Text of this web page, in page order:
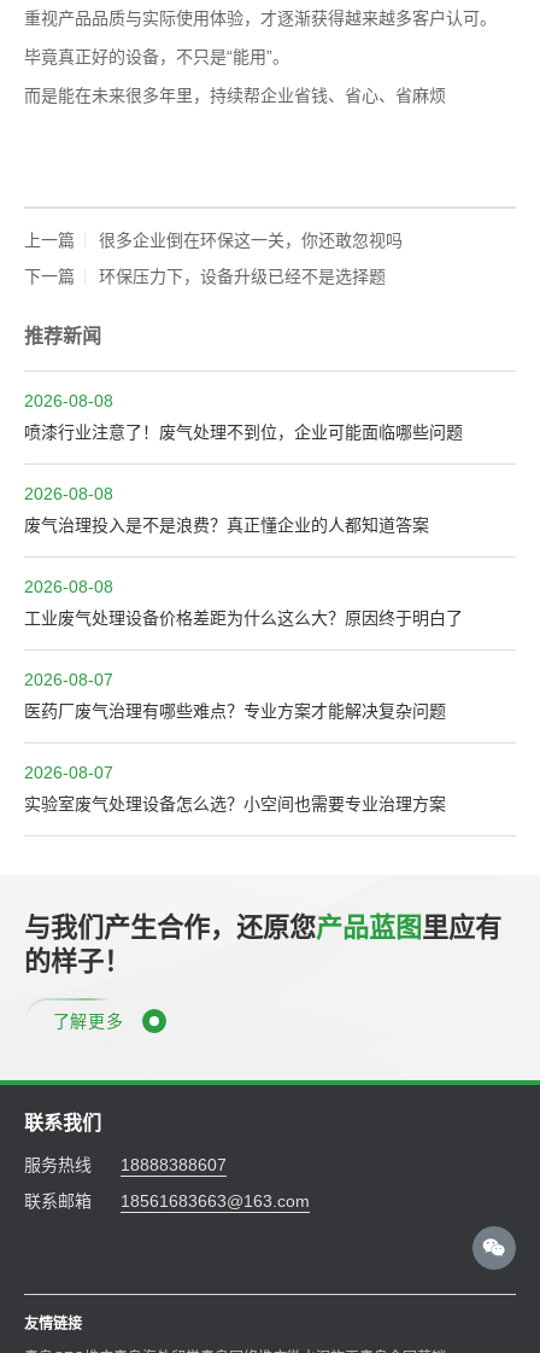
重视产品品质与实际使用体验，才逐渐获得越来越多客户认可。
毕竟真正好的设备，不只是“能用”。
而是能在未来很多年里，持续帮企业省钱、省心、省麻烦
上一篇
很多企业倒在环保这一关，你还敢忽视吗
下一篇
环保压力下，设备升级已经不是选择题
推荐新闻
2026-08-08
喷漆行业注意了！废气处理不到位，企业可能面临哪些问题
2026-08-08
废气治理投入是不是浪费？真正懂企业的人都知道答案
2026-08-08
工业废气处理设备价格差距为什么这么大？原因终于明白了
2026-08-07
医药厂废气治理有哪些难点？专业方案才能解决复杂问题
2026-08-07
实验室废气处理设备怎么选？小空间也需要专业治理方案
与我们产生合作，还原您产品蓝图里应有
的样子！
了解更多
联系我们
服务热线
18888388607
联系邮箱
18561683663@163.com
友情链接